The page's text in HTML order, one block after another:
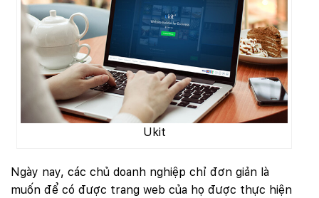
Ukit
Ngày nay, các chủ doanh nghiệp chỉ đơn giản là
muốn để có được trang web của họ được thực hiện